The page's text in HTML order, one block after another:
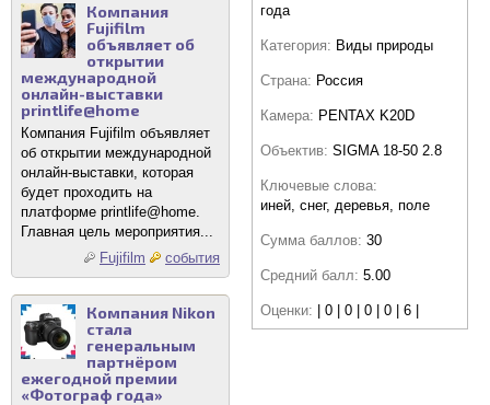
Компания
Fujifilm
объявляет об
открытии
международной
онлайн-выставки
printlife@home
Компания Fujifilm объявляет
об открытии международной
онлайн-выставки, которая
будет проходить на
платформе printlife@home.
Главная цель мероприятия...
Fujifilm
события
Компания Nikon
стала
генеральным
партнёром
ежегодной премии
«Фотограф года»
года
Категория: Виды природы
Страна: Россия
Камера: PENTAX K20D
Объектив: SIGMA 18-50 2.8
Ключевые слова:
иней, снег, деревья, поле
Сумма баллов: 30
Средний балл: 5.00
Оценки: | 0 | 0 | 0 | 0 | 6 |